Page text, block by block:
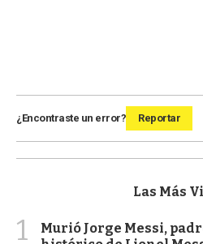
¿Encontraste un error? Reportar
Las Más
1
Murió Jorge Messi,